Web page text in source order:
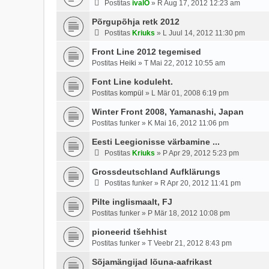
Postitas ivalO » R Aug 17, 2012 12:23 am
Põrgupõhja retk 2012
Postitas Kriuks » L Juul 14, 2012 11:30 pm
Front Line 2012 tegemised
Postitas Heiki » T Mai 22, 2012 10:55 am
Font Line koduleht.
Postitas kompül » L Mär 01, 2008 6:19 pm
Winter Front 2008, Yamanashi, Japan
Postitas funker » K Mai 16, 2012 11:06 pm
Eesti Leegionisse värbamine ...
Postitas Kriuks » P Apr 29, 2012 5:23 pm
Grossdeutschland Aufklärungs
Postitas funker » R Apr 20, 2012 11:41 pm
Pilte inglismaalt, FJ
Postitas funker » P Mär 18, 2012 10:08 pm
pioneerid tšehhist
Postitas funker » T Veebr 21, 2012 8:43 pm
Sõjamängijad lõuna-aafrikast